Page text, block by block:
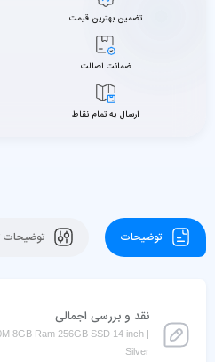
تضمین بهترین قیمت
ضمانت اصالت
ارسال به تمام نقاط
توضیحات توضیحات
نقد و بررسی اجمالی
8GB Ram 256GB SSD 14 inch |
Silver